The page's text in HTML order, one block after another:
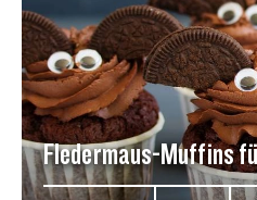
Fledermaus-Muffins